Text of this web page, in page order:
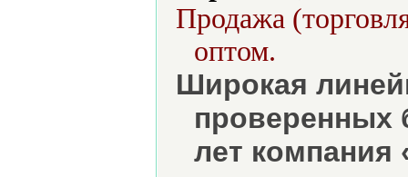
Продажа
оптом.
Широкая
проверенных
лет компания